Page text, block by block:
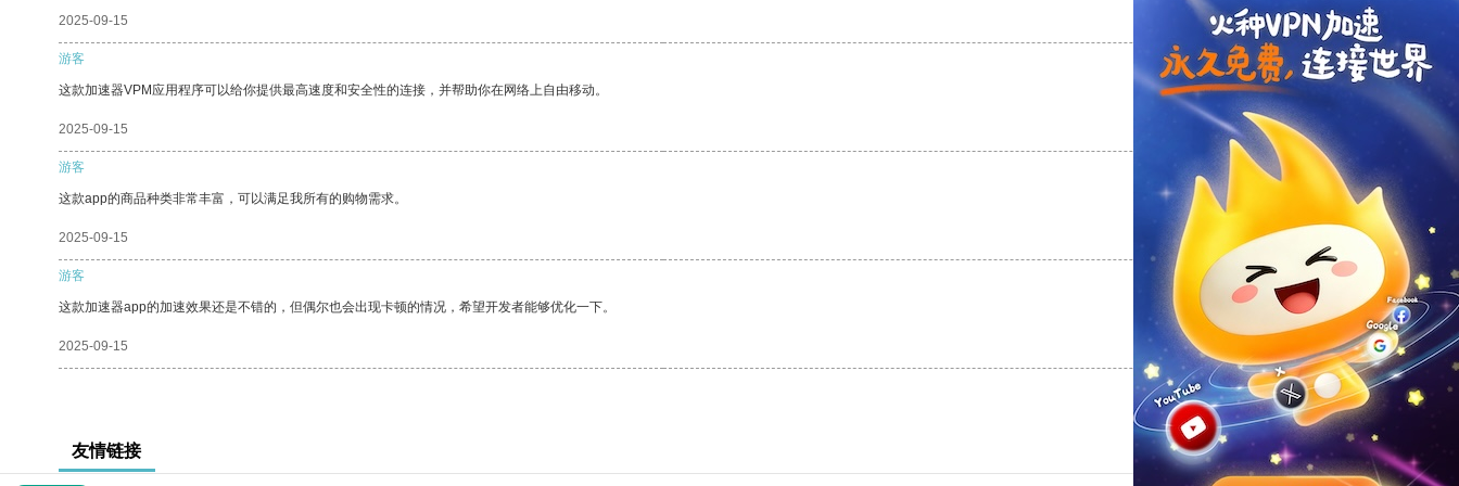
2025-09-15 支持[0] 反对
游客
这款加速器VPM应用程序可以给你提供最高速度和安全性的连接，并帮助你在网络上自由移动。
2025-09-15 支持
游客
这款app的商品种类非常丰富，可以满足我所有的购物需求。
2025-09-15 反对 [0]
游客
这款加速器app的加速效果还是不错的，但偶尔也会出现卡顿的情况，希望开发者能够优化一下。
2025-09-15 支持[0] 反对[0]
友情链接